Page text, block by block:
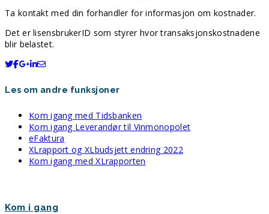
Ta kontakt med din forhandler for informasjon om kostnader.
Det er lisensbrukerID som styrer hvor transaksjonskostnadene
blir belastet.
Les om andre funksjoner
Kom igang med Tidsbanken
Kom igang Leverandør til Vinmonopolet
eFaktura
XLrapport og XLbudsjett endring 2022
Kom igang med XLrapporten
Kom i gang